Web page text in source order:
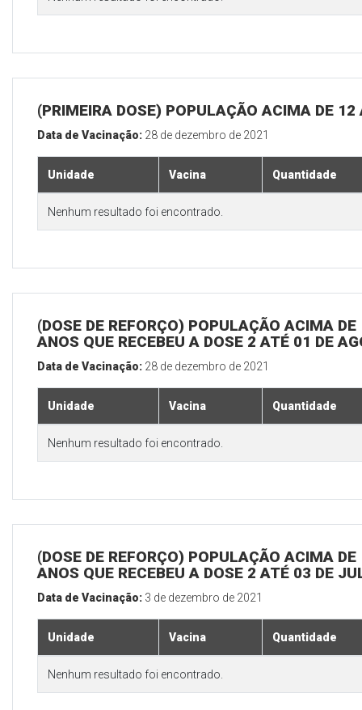
(PRIMEIRA DOSE) POPULAÇÃO ACIMA DE 12
Data de Vacinação: 28 de dezembro de 2021
Unidade Vacina Quantidade
Nenhum resultado foi encontrado.
(DOSE DE REFORÇO) POPULAÇÃO ACIMA DE
ANOS QUE RECEBEU A DOSE 2 ATÉ 01 DE
Data de Vacinação: 28 de dezembro de 2021
Unidade Vacina Quantidade
Nenhum resultado foi encontrado.
(DOSE DE REFORÇO) POPULAÇÃO ACIMA DE
ANOS QUE RECEBEU A DOSE 2 ATÉ 03 DE
Data de Vacinação: 3 de dezembro de 2021
Unidade Vacina Quantidade
Nenhum resultado foi encontrado.